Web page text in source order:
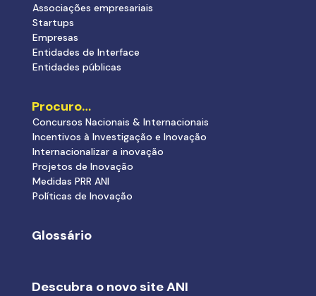
Associações empresariais
Startups
Empresas
Entidades de Interface
Entidades públicas
Procuro…
Concursos Nacionais & Internacionais
Incentivos à Investigação e Inovação
Internacionalizar a inovação
Projetos de Inovação
Medidas PRR ANI
Políticas de Inovação
Glossário
Descubra o novo site ANI